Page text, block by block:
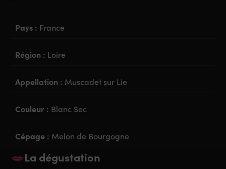
Pays : France
Région : Loire
Appellation : Muscadet sur Lie
Couleur : Blanc Sec
Cépage : Melon de Bourgogne
La dégustation